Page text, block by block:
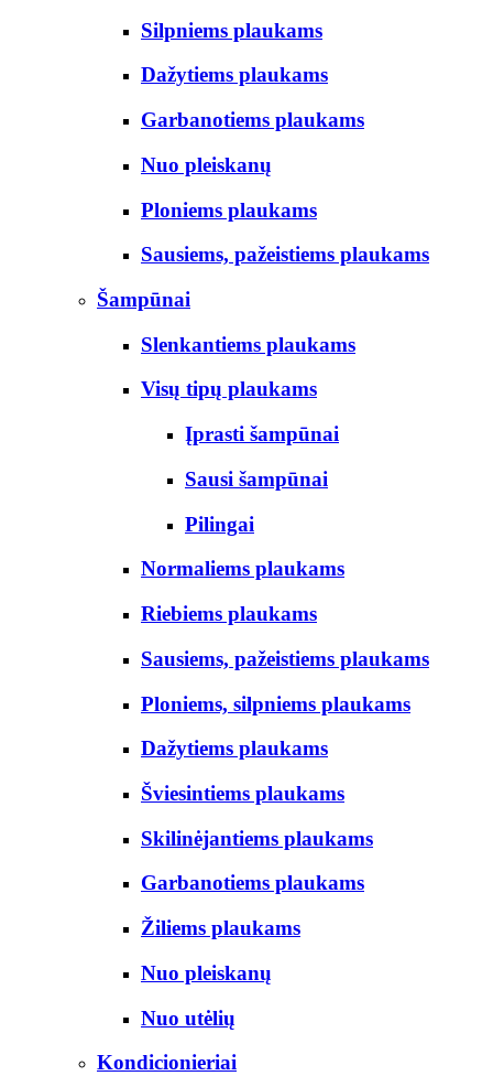
Silpniems plaukams
Dažytiems plaukams
Garbanotiems plaukams
Nuo pleiskanų
Ploniems plaukams
Sausiems, pažeistiems plaukams
Šampūnai
Slenkantiems plaukams
Visų tipų plaukams
Įprasti šampūnai
Sausi šampūnai
Pilingai
Normaliems plaukams
Riebiems plaukams
Sausiems, pažeistiems plaukams
Ploniems, silpniems plaukams
Dažytiems plaukams
Šviesintiems plaukams
Skilinėjantiems plaukams
Garbanotiems plaukams
Žiliems plaukams
Nuo pleiskanų
Nuo utėlių
Kondicionieriai